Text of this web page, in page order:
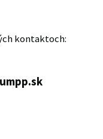
kontaktoch: